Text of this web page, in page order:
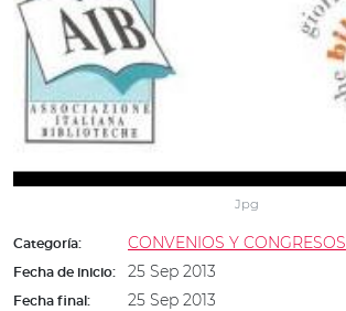
Jpg
Categoría: CONVENIOS Y CONGRESOS
Fecha de inicio: 25 Sep 2013
Fecha final:
25 Sep 2013